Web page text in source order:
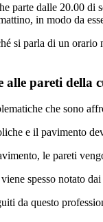
parte dalle 20.00 di
in modo da
si parla di un
pareti della
che sono
e il pavimento
le pareti
spesso notato
da questo